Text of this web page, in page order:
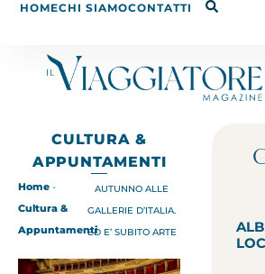
HOMECHI SIAMOCONTATTI
CULTURA &
APPUNTAMENTI
Home -
Cultura &
Appuntamenti
AUTUNNO ALLE
GALLERIE D’ITALIA.
ED E’ SUBITO ARTE